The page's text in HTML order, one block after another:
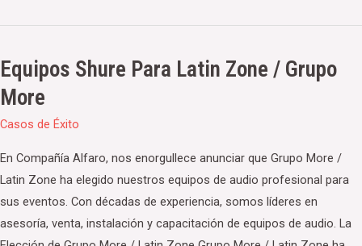
Equipos Shure Para Latin Zone / Grupo
More
Casos de Éxito
En Compañía Alfaro, nos enorgullece anunciar que Grupo More /
Latin Zone ha elegido nuestros equipos de audio profesional para
sus eventos. Con décadas de experiencia, somos líderes en
asesoría, venta, instalación y capacitación de equipos de audio. La
Equipos
Shure
para
Latin
Zone
/
Grupo
More